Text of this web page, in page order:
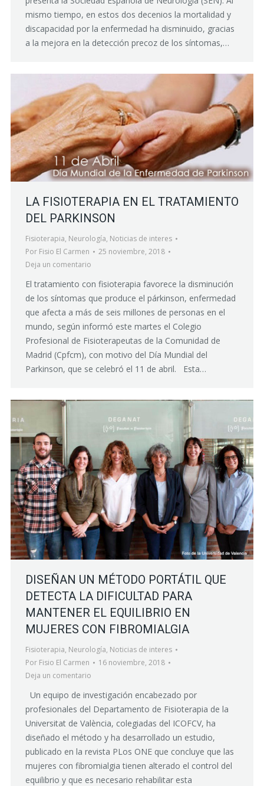
mismo tiempo, en estos dos decenios la mortalidad y
discapacidad por la enfermedad ha disminuido, gracias
a la mejora en la detección precoz de los síntomas,…
LA FISIOTERAPIA EN EL TRATAMIENTO
DEL PARKINSON
Fisioterapia, Neurología, Noticias de interes
Por Fisio El Carmen
25 noviembre, 2018
Deja un comentario
El tratamiento con fisioterapia favorece la disminución
de los síntomas que produce el párkinson, enfermedad
que afecta a más de seis millones de personas en el
mundo, según informó este martes el Colegio
Profesional de Fisioterapeutas de la Comunidad de
Madrid (Cpfcm), con motivo del Día Mundial del
Parkinson, que se celebró el 11 de abril. Esta…
DISEÑAN UN MÉTODO PORTÁTIL QUE
DETECTA LA DIFICULTAD PARA
MANTENER EL EQUILIBRIO EN
MUJERES CON FIBROMIALGIA
Fisioterapia, Neurología, Noticias de interes
Por Fisio El Carmen
16 noviembre, 2018
Deja un comentario
Un equipo de investigación encabezado por
profesionales del Departamento de Fisioterapia de la
Universitat de València, colegiadas del ICOFCV, ha
diseñado el método y ha desarrollado un estudio,
publicado en la revista PLos ONE que concluye que las
mujeres con fibromialgia tienen alterado el control del
equilibrio y que es necesario rehabilitar esta